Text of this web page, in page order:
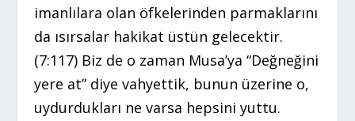
imanlılara olan öfkelerinden parmaklarını
da ısırsalar hakikat üstün gelecektir.
(7:117) Biz de o zaman Musa’ya “Değneğini
yere at” diye vahyettik, bunun üzerine o,
uydurdukları ne varsa hepsini yuttu.